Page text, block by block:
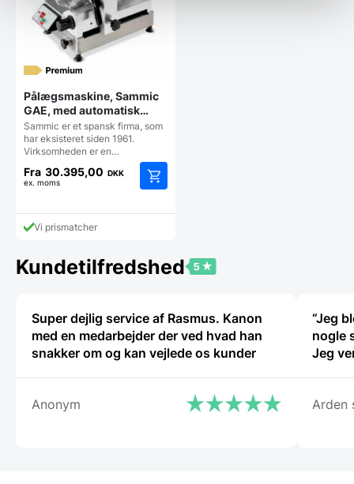
varesiden
Pålægsmaskine, Sammic
GAE, med automatisk
tæller
Sammic er et spansk firma, som
har eksisteret siden 1961.
Virksomheden er en…
Fra 30.395,00 DKK
ex. moms
vare
Mulighederne
varesiden
Vi prismatcher
Kundetilfredshed
Super dejlig service af Rasmus. Kanon
med en medarbejder der ved hvad han
snakker om og kan vejlede os kunder
Anonym
“Jeg
nogle
Jeg
Arden